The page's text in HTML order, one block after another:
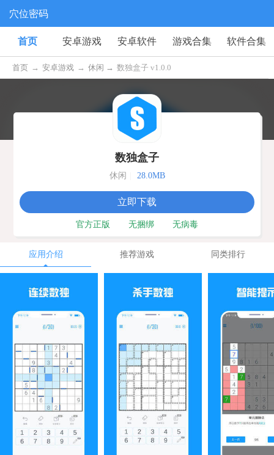
穴位密码
首页 安卓游戏 安卓软件 游戏合集 软件合集
首页 → 安卓游戏 → 休闲 → 数独盒子 v1.0.0
数独盒子
休闲 28.0MB
立即下载
官方正版 无捆绑 无病毒
应用介绍 推荐游戏 同类排行